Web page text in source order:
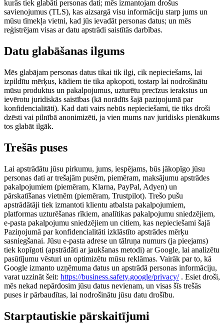
kurās tiek glabāti personas dati; mēs izmantojam drošus
savienojumus (TLS), kas aizsargā visu informāciju starp jums un
mūsu tīmekļa vietni, kad jūs ievadāt personas datus; un mēs
reģistrējam visas ar datu apstrādi saistītās darbības.
Datu glabāšanas ilgums
Mēs glabājam personas datus tikai tik ilgi, cik nepieciešams, lai
izpildītu mērķus, kādiem tie tika apkopoti, tostarp lai nodrošinātu
mūsu produktus un pakalpojumus, uzturētu precīzus ierakstus un
ievērotu juridiskās saistības (kā norādīts šajā paziņojumā par
konfidencialitāti). Kad dati vairs nebūs nepieciešami, tie tiks droši
dzēsti vai pilnībā anonimizēti, ja vien mums nav juridisks pienākums
tos glabāt ilgāk.
Trešās puses
Lai apstrādātu jūsu pirkumu, jums, iespējams, būs jākopīgo jūsu
personas dati ar trešajām pusēm, piemēram, maksājumu apstrādes
pakalpojumiem (piemēram, Klarna, PayPal, Adyen) un
pārskatīšanas vietnēm (piemēram, Trustpilot). Trešo pušu
apstrādātāji tiek izmantoti klientu atbalsta pakalpojumiem,
platformas uzturēšanas rīkiem, analītikas pakalpojumu sniedzējiem,
e-pasta pakalpojumu sniedzējiem un citiem, kas nepieciešami šajā
Paziņojumā par konfidencialitāti izklāstīto apstrādes mērķu
sasniegšanai. Jūsu e-pasta adrese un tālruņa numurs (ja pieejams)
tiek kopīgoti (apstrādāti ar jaukšanas metodi) ar Google, lai analizētu
pasūtījumu vēsturi un optimizētu mūsu reklāmas. Vairāk par to, kā
Google izmanto uzņēmuma datus un apstrādā personas informāciju,
varat uzzināt šeit: https://business.safety.google/privacy/. Esiet droši,
mēs nekad nepārdosim jūsu datus nevienam, un visas šīs trešās
puses ir pārbaudītas, lai nodrošinātu jūsu datu drošību.
Starptautiskie pārskaitījumi